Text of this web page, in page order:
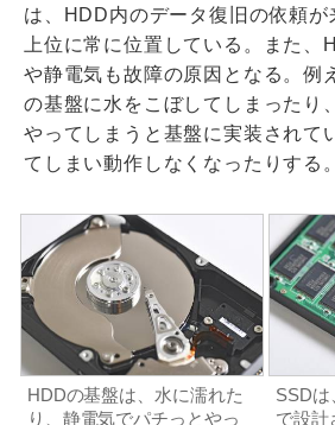
は、HDD内のデータ復旧の依頼が
上位に常に位置している。また、
や静電気も故障の原因となる。例
の基盤に水をこぼしてしまったり
やってしまうと基盤に実装されて
てしまい動作しなくなったりする。
HDDの基盤は、水に濡れた
り、静電気でパチっとやっ
SSDは
で設計